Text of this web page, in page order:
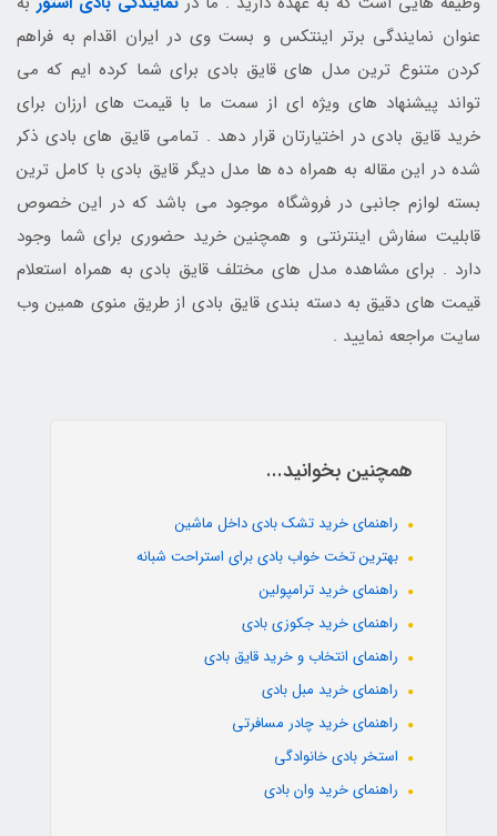
عنوان نمایندگی برتر اینتکس و بست وی در ایران اقدام به فراهم
کردن متنوع ترین مدل های قایق بادی برای شما کرده ایم که می
تواند پیشنهاد های ویژه ای از سمت ما با قیمت های ارزان برای
خرید قایق بادی در اختیارتان قرار دهد . تمامی قایق های بادی ذکر
شده در این مقاله به همراه ده ها مدل دیگر قایق بادی با کامل ترین
بسته لوازم جانبی در فروشگاه موجود می باشد که در این خصوص
قابلیت سفارش اینترنتی و همچنین خرید حضوری برای شما وجود
دارد . برای مشاهده مدل های مختلف قایق بادی به همراه استعلام
قیمت های دقیق به دسته بندی قایق بادی از طریق منوی همین وب
سایت مراجعه نمایید .
همچنین بخوانید...
راهنمای خرید تشک بادی داخل ماشین
بهترین تخت خواب بادی برای استراحت شبانه
راهنمای خرید ترامپولین
راهنمای خرید جکوزی بادی
راهنمای انتخاب و خرید قایق بادی
راهنمای خرید مبل بادی
راهنمای خرید چادر مسافرتی
استخر بادی خانوادگی
راهنمای خرید وان بادی